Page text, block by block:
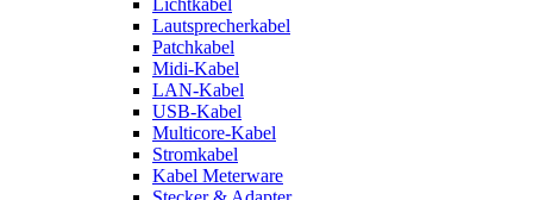
Lichtkabel
Lautsprecherkabel
Patchkabel
Midi-Kabel
LAN-Kabel
USB-Kabel
Multicore-Kabel
Stromkabel
Kabel Meterware